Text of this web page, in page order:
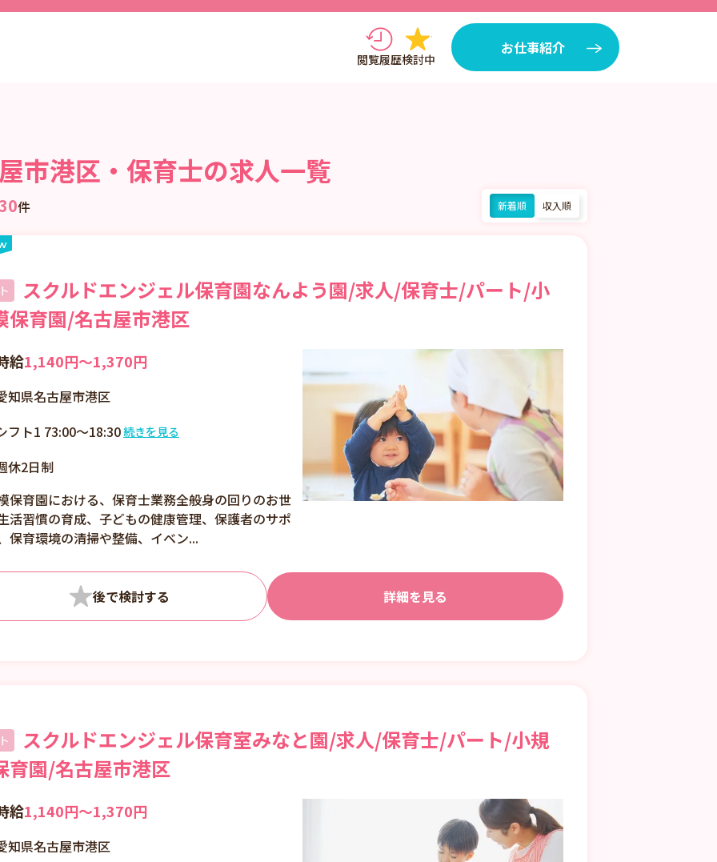
閲覧履歴検討中
お仕事紹介
市港区・保育士の求人一覧
件 新着順 収入順
スクルドエンジェル保育園なんよう園/求人/保育士/パート/小
保育園/名古屋市港区
給1,140円〜1,370円
知県名古屋市港区
フト1 73:00～18:30
間以内でご相談
続きを見る
休2日制
保育園における、保育士業務全般身の回りのお世
活習慣の育成、子どもの健康管理、保護者のサポ
保育環境の清掃や整備、イベン...
詳細を見る
スクルドエンジェル保育室みなと園/求人/保育士/パート/小規
育園/名古屋市港区
給1,140円〜1,370円
知県名古屋市港区